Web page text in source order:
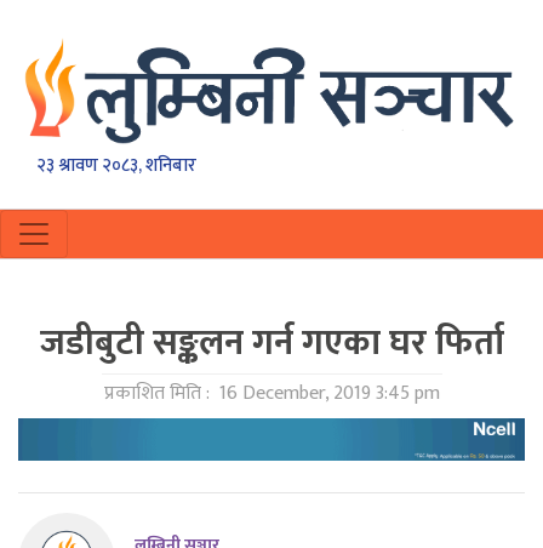
२३ श्रावण २०८३, शनिबार
जडीबुटी सङ्कलन गर्न गएका घर फिर्ता
प्रकाशित मिति : 16 December, 2019 3:45 pm